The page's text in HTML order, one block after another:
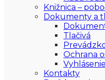
Knižnica –
Dokumenty a
Tlačivá
Ochrana
Kontakty